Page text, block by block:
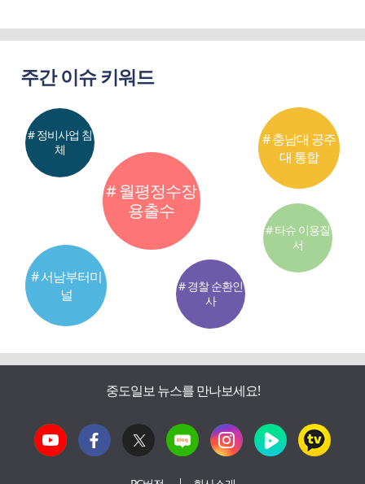
주간 이슈 키워드
# 월평정수장
용출수
# 서남부터미
널
# 충남대 공주
대 통합
# 정비사업 침
체
# 경찰 순환인
사
# 타슈 이용질
서
중도일보 뉴스를 만나보세요!